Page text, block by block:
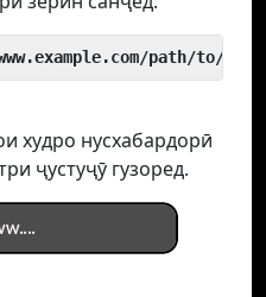
path/to/
худро нусхабардорӣ
ҷустуҷӯ гузоред.